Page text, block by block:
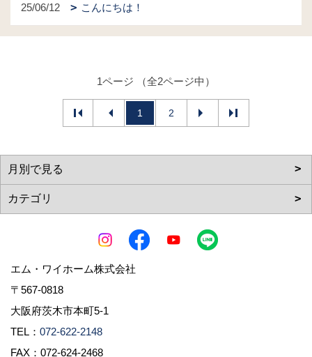
25/06/12 こんにちは！
1ページ （全2ページ中）
1 2
エム・ワイホーム株式会社
〒567-0818
大阪府茨木市本町5-1
TEL： 072-622-2148
FAX：072-624-2468